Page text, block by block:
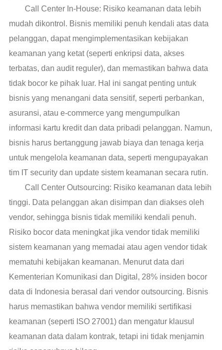
Call Center In-House: Risiko keamanan data lebih
mudah dikontrol. Bisnis memiliki penuh kendali atas data
pelanggan, dapat mengimplementasikan kebijakan
keamanan yang ketat (seperti enkripsi data, akses
terbatas, dan audit reguler), dan memastikan bahwa data
tidak bocor ke pihak luar. Hal ini sangat penting untuk
bisnis yang menangani data sensitif, seperti perbankan,
asuransi, atau e-commerce yang mengumpulkan
informasi kartu kredit dan data pribadi pelanggan. Namun,
bisnis harus bertanggung jawab biaya dan tenaga kerja
untuk mengelola keamanan data, seperti mengupayakan
tim IT security dan update sistem keamanan secara rutin.
Call Center Outsourcing: Risiko keamanan data lebih
tinggi. Data pelanggan akan disimpan dan diakses oleh
vendor, sehingga bisnis tidak memiliki kendali penuh.
Risiko bocor data meningkat jika vendor tidak memiliki
sistem keamanan yang memadai atau agen vendor tidak
mematuhi kebijakan keamanan. Menurut data dari
Kementerian Komunikasi dan Digital, 28% insiden bocor
data di Indonesia berasal dari vendor outsourcing. Bisnis
harus memastikan bahwa vendor memiliki sertifikasi
keamanan (seperti ISO 27001) dan mengatur klausul
keamanan data dalam kontrak, tetapi ini tidak menjamin